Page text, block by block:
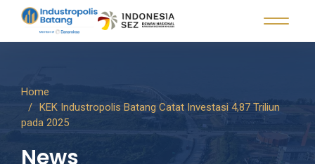
Home
KEK Industropolis Batang Catat Investasi 4,87 Triliun
pada 2025
News